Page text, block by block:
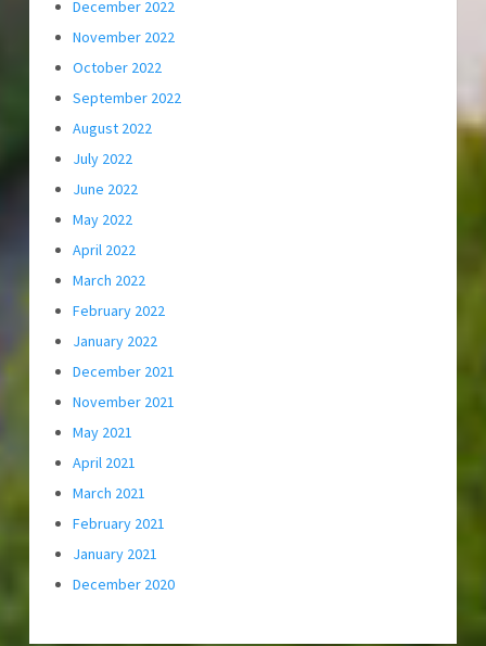
December 2022
November 2022
October 2022
September 2022
August 2022
July 2022
June 2022
May 2022
April 2022
March 2022
February 2022
January 2022
December 2021
November 2021
May 2021
April 2021
March 2021
February 2021
January 2021
December 2020